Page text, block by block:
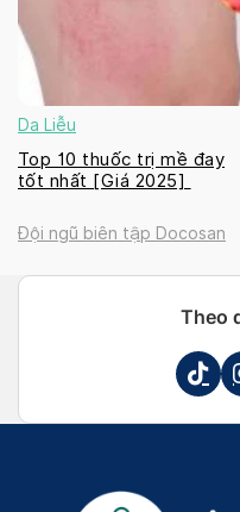
Da Liễu
Top 10 thuốc trị mề đay
tốt nhất [Giá 2025]
Đội ngũ biên tập Docosan
Theo